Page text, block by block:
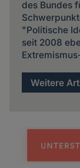
des Bundes
"Politische
seit 2008
Weitere